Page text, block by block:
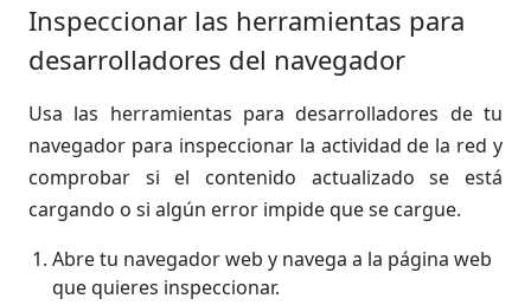
Inspeccionar las herramientas para
desarrolladores del navegador
Usa las herramientas para desarrolladores de tu
navegador para inspeccionar la actividad de la red y
comprobar si el contenido actualizado se está
cargando o si algún error impide que se cargue.
Abre tu navegador web y navega a la página web
que quieres inspeccionar.